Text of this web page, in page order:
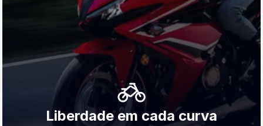
Liberdade em cada curva